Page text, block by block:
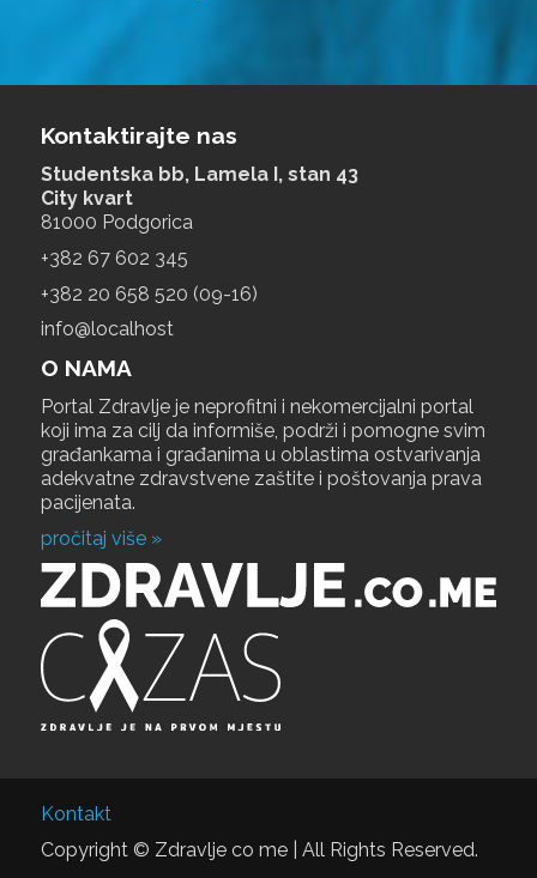
Kontaktirajte nas
Studentska bb, Lamela I, stan 43
City kvart
81000 Podgorica
+‎382 67 602 345
+‎382 20 658 520 (09-16)
info@localhost
O NAMA
Portal Zdravlje je neprofitni i nekomercijalni portal
koji ima za cilj da informiše, podrži i pomogne svim
građankama i građanima u oblastima ostvarivanja
adekvatne zdravstvene zaštite i poštovanja prava
pacijenata.
pročitaj više »
Kontakt
Copyright © Zdravlje co me | All Rights Reserved.